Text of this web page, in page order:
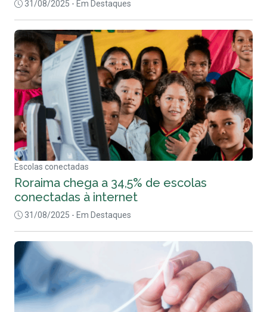
31/08/2025 - Em Destaques
Escolas conectadas
Roraima chega a 34,5% de escolas
conectadas à internet
31/08/2025 - Em Destaques